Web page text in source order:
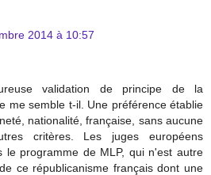
2014 à 10:57
validation de principe de la
me semble t-il. Une préférence établie
nationalité, française, sans aucune
critères. Les juges européens
le programme de MLP, qui n'est autre
ce républicanisme français dont une